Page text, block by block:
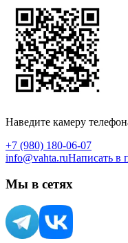
Наведите камеру
+7 (980) 180-06-07
info@vahta.ruНаписать в
Мы в сетях